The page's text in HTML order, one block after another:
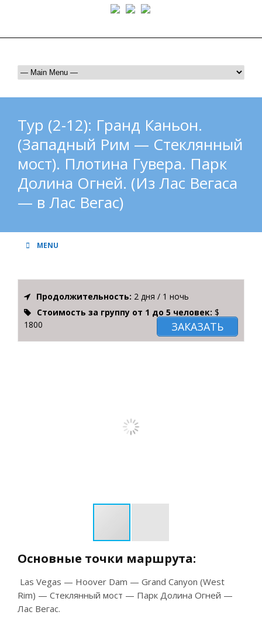
Тур (2-12): Гранд Каньон.
(Западный Рим — Стеклянный
мост). Плотина Гувера. Парк
Долина Огней. (Из Лас Вегаса
— в Лас Вегас)
MENU
Продолжительность: 2 дня / 1 ночь
Стоимость за группу от 1 до 5 человек: $
1800
ЗАКАЗАТЬ
Основные точки маршрута:
Las Vegas — Hoover Dam — Grand Canyon (West
Rim) — Стеклянный мост — Парк Долина Огней —
Лас Вегас.